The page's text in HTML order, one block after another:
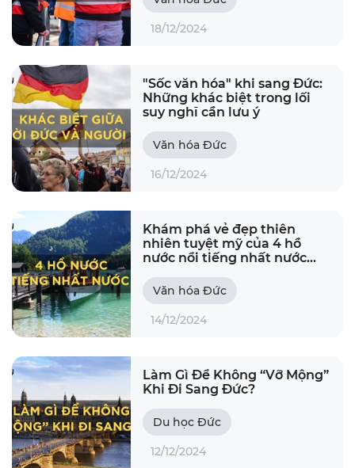
18/12/2024
"Sốc văn hóa" khi sang Đức:
Những khác biệt trong lối
suy nghĩ cần lưu ý
Văn hóa Đức
16/12/2024
Khám phá vẻ đẹp thiên
nhiên tuyệt mỹ của 4 hồ
nước nổi tiếng nhất nước
Văn hóa Đức
14/12/2024
Làm Gì Để Không “Vỡ Mộng”
Khi Đi Sang Đức?
Du học Đức
12/12/2024